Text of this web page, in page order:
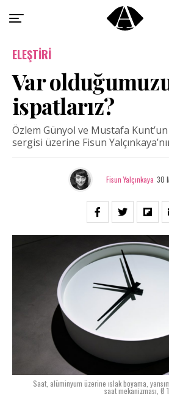
ELEŞTIRI
Var
ispatlarız?
Özlem Günyol ve Mustafa Kunt’un
sergisi üzerine Fisun
Fisun Yalçınkaya 30
Saat, alüminyum üzerine ıslak boyama,
saat mekanizması,